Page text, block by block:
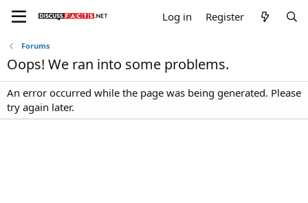
Log in Register
Forums
Oops! We ran into some problems.
An error occurred while the page was being generated. Please
try again later.